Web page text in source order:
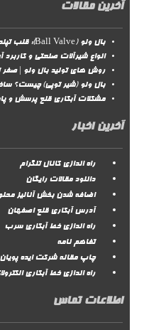
آخرین مقالات
بال ولو (Ball Valve): قلب تپنده صنایع با کیفیت ایرانی
انواع شیرآلات صنعتی و کاربرد آن‌ها |
روش‌ های تولید بال ولو |
بال ولو (شیر توپی) چیست؟
مشکلات آبکاری قلع پرسش و
آخرین اخبار
راه اندازی کانال تلگرام
دانلود مقالات رایگان
اضافه شدن بخش آنالیز
آدرس آبکاری قلع اصفهان
راه اندازی خط آبکاری سرب
تفاهم نامه
چاپ مقاله شرکت ایده
راه اندازی خط آبکاری
اطلاعات تماس